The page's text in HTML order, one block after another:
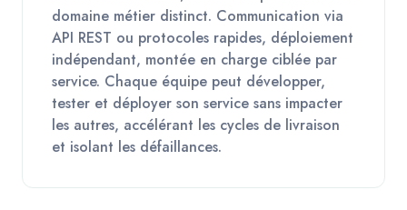
domaine métier distinct. Communication via
API REST ou protocoles rapides, déploiement
indépendant, montée en charge ciblée par
service. Chaque équipe peut développer,
tester et déployer son service sans impacter
les autres, accélérant les cycles de livraison
et isolant les défaillances.